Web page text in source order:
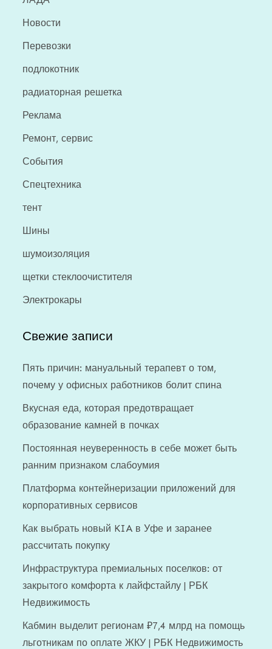
Новости
Перевозки
подлокотник
радиаторная решетка
Реклама
Ремонт, сервис
События
Спецтехника
тент
Шины
шумоизоляция
щетки стеклоочистителя
Электрокары
Свежие записи
Пять причин: мануальный терапевт о том,
почему у офисных работников болит спина
Вкусная еда, которая предотвращает
образование камней в почках
Постоянная неуверенность в себе может быть
ранним признаком слабоумия
Платформа контейнеризации приложений для
корпоративных сервисов
Как выбрать новый KIA в Уфе и заранее
рассчитать покупку
Инфраструктура премиальных поселков: от
закрытого комфорта к лайфстайлу | РБК
Недвижимость
Кабмин выделит регионам ₽7,4 млрд на помощь
льготникам по оплате ЖКУ | РБК Недвижимость